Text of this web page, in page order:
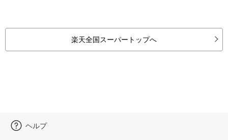
楽天全国スーパートップへ
ヘルプ